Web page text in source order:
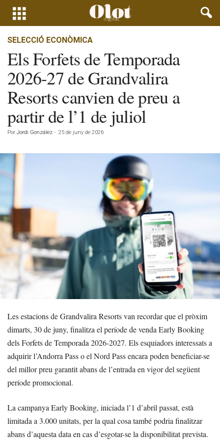
SELECCIÓ ECONÒMICA
Els Forfets de Temporada
2026-27 de Grandvalira
Resorts canvien de preu a
partir de l’1 de juliol
Por Jordi González - 25 de juny de 2026
Les estacions de Grandvalira Resorts van recordar que el pròxim
dimarts, 30 de juny, finalitza el període de venda Early Booking
dels Forfets de Temporada 2026-2027. Els esquiadors interessats a
adquirir l’Andorra Pass o el Nord Pass encara poden beneficiar-se
del millor preu garantit abans de l’entrada en vigor del següent
període promocional.
La campanya Early Booking, iniciada l’1 d’abril passat, està
limitada a 3.000 unitats, per la qual cosa també podria finalitzar
abans d’aquesta data en cas d’esgotar-se la disponibilitat prevista.